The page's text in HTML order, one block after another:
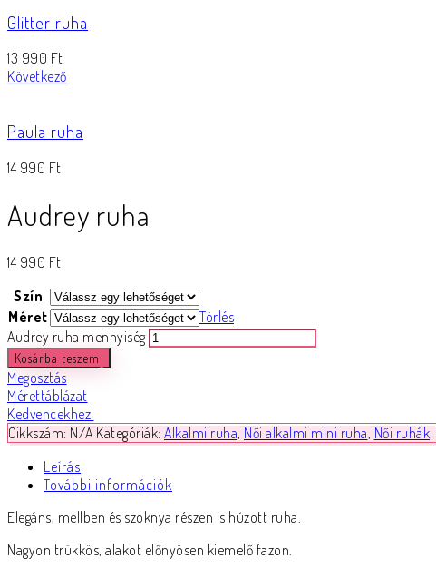
Glitter ruha
13 990 Ft
Következő
Paula ruha
14 990 Ft
Audrey ruha
14 990 Ft
Szín
Méret
Törlés
Audrey ruha mennyiség
Kosárba teszem
Megosztás
Mérettáblázat
Kedvencekhez!
Cikkszám: N/A Kategóriák: Alkalmi ruha, Női alkalmi mini ruha, Női ruhák,
Leírás
További információk
Elegáns, mellben és szoknya részen is húzott ruha.
Nagyon trükkös, alakot előnyösen kiemelő fazon.